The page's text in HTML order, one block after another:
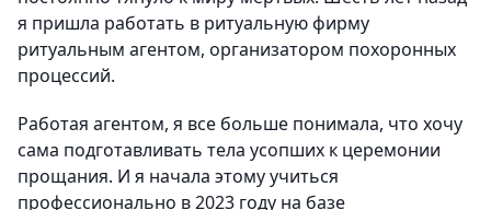
я пришла работать в ритуальную фирму
ритуальным агентом, организатором похоронных
процессий.
Работая агентом, я все больше понимала, что хочу
сама подготавливать тела усопших к церемонии
прощания. И я начала этому учиться
профессионально в 2023 году на базе